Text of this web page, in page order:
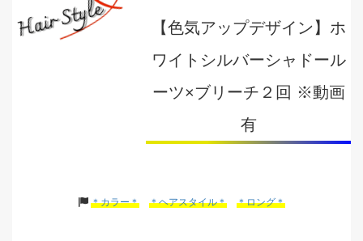
【色気アップデザイン】ホ
ワイトシルバーシャドール
ーツ×ブリーチ２回 ※動画
有
＊カラー＊ ＊ヘアスタイル＊ ＊ロング＊